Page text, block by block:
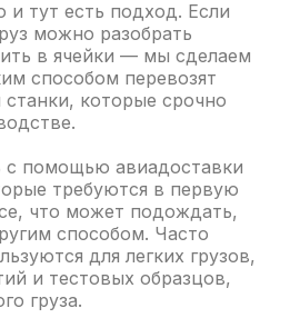
и тут есть подход. Если
можно разобрать
в ячейки — мы сделаем
способом перевозят
которые срочно
с помощью авиадоставки
требуются в первую
что может подождать,
способом. Часто
для легких грузов,
и тестовых образцов,
груза.
ДОСТАВКЕ И
ГРУЗОВ
52-91